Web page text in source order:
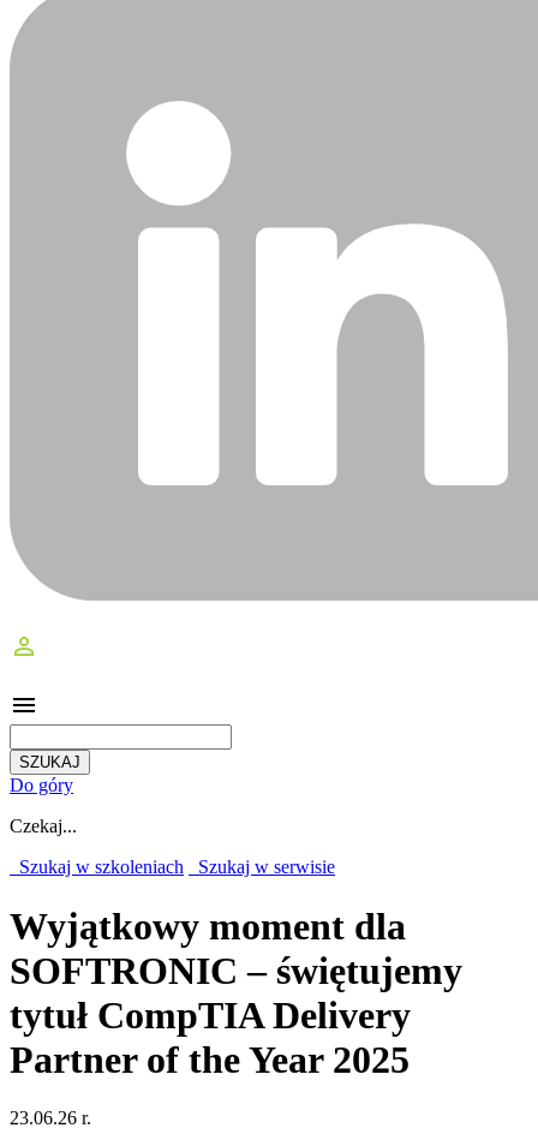
perm_identity
menu
Do góry
Czekaj...
Szukaj w szkoleniach
Szukaj w serwisie
Wyjątkowy moment dla
SOFTRONIC – świętujemy
tytuł CompTIA Delivery
Partner of the Year 2025
23.06.26 r.